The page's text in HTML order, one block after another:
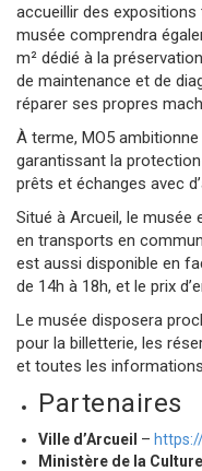
accueillir des
musée comprendra
m² dédié à la
de maintenance et de
réparer ses propres
À terme, MO5 ambitionne
garantissant la
prêts et échanges avec
Situé à Arcueil, le musée
en transports en
est aussi disponible en
de 14h à 18h, et le prix
Le musée disposera
pour la billetterie, les
et toutes les
Partenaires
Ville d’Arcueil –
Ministère de la Culture